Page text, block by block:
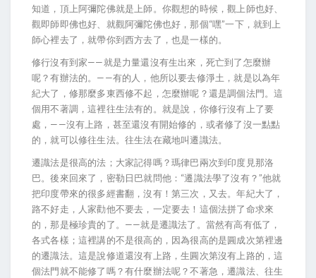
知道，頂上阿彌陀佛就是上師。你觀想的時候，觀上師也好、
觀即師即佛也好、就觀阿彌陀佛也好，那個“嘿”一下，就到上
師心裡去了，就帶你到西方去了，也是一樣的。
修行沒有到家——就是力量還沒有生出來，死亡到了怎麼辦
呢？有辦法的。——有的人，他所以要去修淨土，就是以為年
紀大了，修那麼多東西修不起，怎麼辦呢？還是調個法門。這
個用不著調，這裡往生法有的。就是說，你修行沒有上了要
處，——沒有上路，甚至還沒有開始修的，或者修了沒一點點
的，就可以修往生法。往生法在藏地叫遷識法。
遷識法是很高的法；大家記得嗎？瑪律巴兩次到印度見那洛
巴。後來回來了，密勒日巴就問他：“遷識法學了沒有？”他就
把印度帶來的很多經書翻，沒有！第三次，又去。年紀大了，
路不好走，人家勸他不要去，一定要去！這個法拼了命求來
的，那是極珍貴的了。——就是遷識法了。當然有高有低了，
各式各樣；這裡講的不是很高的，因為很高的是圓成次第裡邊
的遷識法。這是說修道還沒有上路，生圓次第沒有上路的，這
個法門就不能修了嗎？有什麼辦法呢？不著急，遷識法、往生